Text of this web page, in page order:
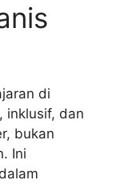
di
inklusif, dan
bukan
Ini